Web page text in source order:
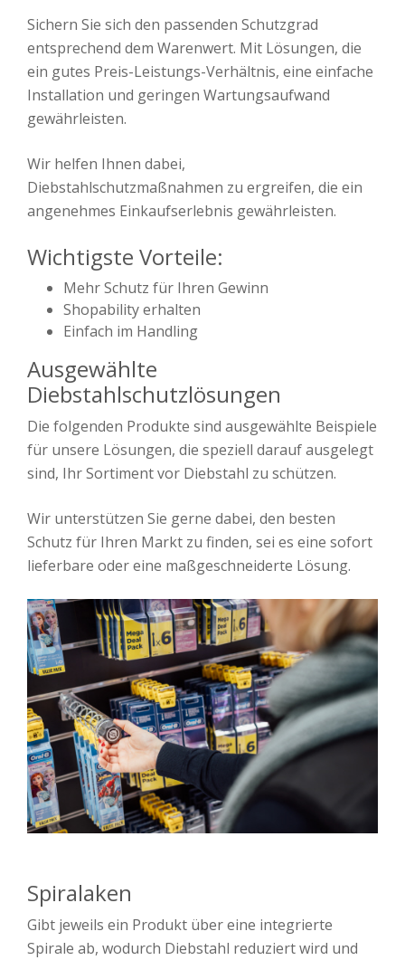
Sichern Sie sich den passenden Schutzgrad
entsprechend dem Warenwert. Mit Lösungen, die
ein gutes Preis-Leistungs-Verhältnis, eine einfache
Installation und geringen Wartungsaufwand
gewährleisten.
Wir helfen Ihnen dabei,
Diebstahlschutzmaßnahmen zu ergreifen, die ein
angenehmes Einkaufserlebnis gewährleisten.
Wichtigste Vorteile:
Mehr Schutz für Ihren Gewinn
Shopability erhalten
Einfach im Handling
Ausgewählte
Diebstahlschutzlösungen
Die folgenden Produkte sind ausgewählte Beispiele
für unsere Lösungen, die speziell darauf ausgelegt
sind, Ihr Sortiment vor Diebstahl zu schützen.
Wir unterstützen Sie gerne dabei, den besten
Schutz für Ihren Markt zu finden, sei es eine sofort
lieferbare oder eine maßgeschneiderte Lösung.
Spiralaken
Gibt jeweils ein Produkt über eine integrierte
Spirale ab, wodurch Diebstahl reduziert wird und